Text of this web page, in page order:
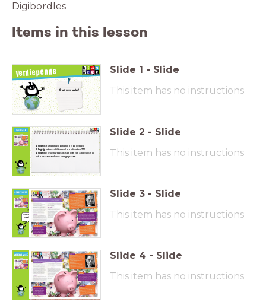
Digibordles
Items in this lesson
Ik wil meer weten!
Verdiepende
tekst
Slide 1 - Slide
This item has no instructions
Ik weetwat uitkeringen zijn en hoe ze werken.
Ik begrijp
Ik weet
het ontstaan van de verzorgingsstaat.
Slide 2 - Slide
This item has no instructions
Bekijk de titel van het artikel,maar lees de tekst nog niet.
Wat valt op aan de kopjes, de titel en de plaatjes?
Wat is dit voor een tekst denk je?
Hoe ga je deze tekst lezen?
Wat is het doel van de schrijver denk je? Waar zie je dat aan?
Waar denk je dat het over zal gaan, waarom denk je dat?
Wat weet je er al van?
Interview je
maatje!
Slide 3 - Slide
This item has no instructions
Schrijf je vragen
op een post-it (één
vraag per blaadje)
en plak ze op de
vragenmuur.
als je naar de
Slide 4 - Slide
This item has no instructions